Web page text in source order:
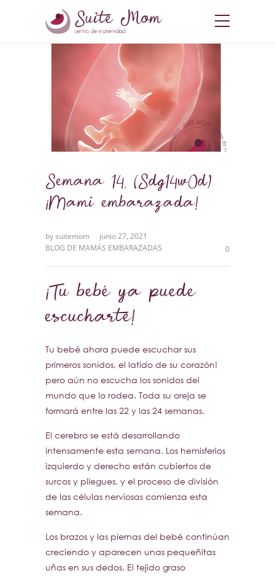
Semana 14. (Sdg14w0d)
¡Mami embarazada!
bysuitemom
junio 27, 2021
BLOG DE MAMÁS EMBARAZADAS
0
¡Tu bebé ya puede
escucharte!
Tu bebé ahora puede escuchar sus
primeros sonidos, el latido de su corazón!
pero aún no escucha los sonidos del
mundo que lo rodea. Toda su oreja se
formará entre las 22 y las 24 semanas.
El cerebro se está desarrollando
intensamente esta semana. Los hemisferios
izquierdo y derecho están cubiertos de
surcos y pliegues, y el proceso de división
de las células nerviosas comienza esta
semana.
Los brazos y las piernas del bebé continúan
creciendo y aparecen unas pequeñitas
uñas en sus dedos. El tejido graso